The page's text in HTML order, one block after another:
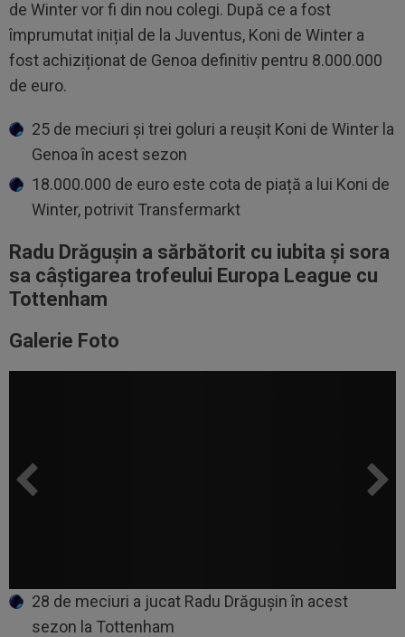
de Winter vor fi din nou colegi. După ce a fost
împrumutat inițial de la Juventus, Koni de Winter a
fost achiziționat de Genoa definitiv pentru 8.000.000
de euro.
25 de meciuri și trei goluri a reușit Koni de Winter la
Genoa în acest sezon
18.000.000 de euro este cota de piață a lui Koni de
Winter, potrivit Transfermarkt
Radu Drăgușin a sărbătorit cu iubita și sora
sa câștigarea trofeului Europa League cu
Tottenham
Galerie Foto
28 de meciuri a jucat Radu Drăgușin în acest
sezon la Tottenham